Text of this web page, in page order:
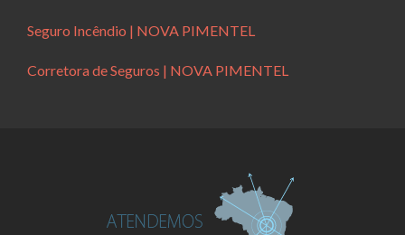
Seguro Incêndio | NOVA PIMENTEL
Corretora de Seguros | NOVA PIMENTEL